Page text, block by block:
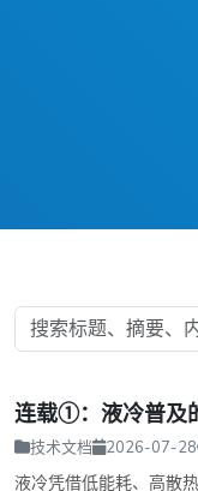
连载①：液冷普及
技术文档 2026-07-28
液冷凭借低能耗、高散